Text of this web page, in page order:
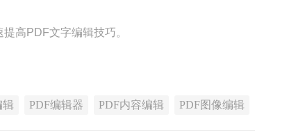
高PDF文字编辑技巧。
辑 PDF编辑器 PDF内容编辑 PDF图像编辑